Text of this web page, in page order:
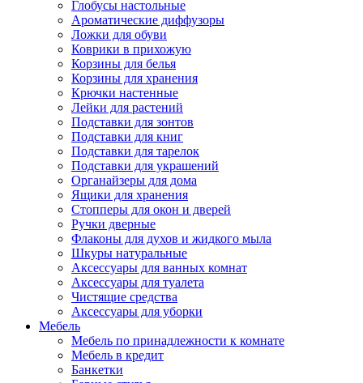
Глобусы настольные
Ароматические диффузоры
Ложки для обуви
Коврики в прихожую
Корзины для белья
Корзины для хранения
Крючки настенные
Лейки для растений
Подставки для зонтов
Подставки для книг
Подставки для тарелок
Подставки для украшений
Органайзеры для дома
Ящики для хранения
Стопперы для окон и дверей
Ручки дверные
Флаконы для духов и жидкого мыла
Шкуры натуральные
Аксессуары для ванных комнат
Аксессуары для туалета
Чистящие средства
Аксессуары для уборки
Мебель
Мебель по принадлежности к комнате
Мебель в кредит
Банкетки